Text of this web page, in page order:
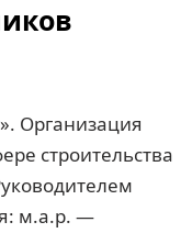
Организация
строительства
м.а.р. —